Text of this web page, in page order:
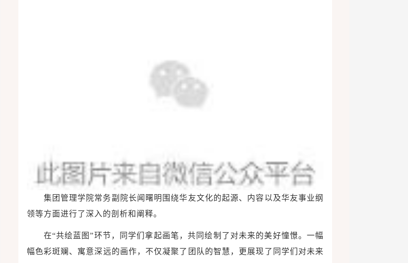
集团管理学院常务副院长闻曙明围绕华友文化的起源、内容以及华友事业纲
领等方面进行了深入的剖析和阐释。
在“共绘蓝图”环节，同学们拿起画笔，共同绘制了对未来的美好憧憬。一幅
幅色彩斑斓、寓意深远的画作，不仅凝聚了团队的智慧，更展现了同学们对未来